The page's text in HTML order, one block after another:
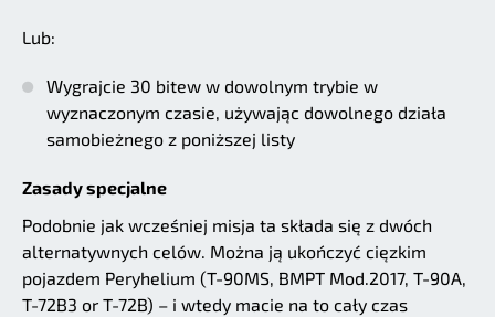
Lub:
Wygrajcie 30 bitew w dowolnym trybie w
wyznaczonym czasie, używając dowolnego działa
samobieżnego z poniższej listy
Zasady specjalne
Podobnie jak wcześniej misja ta składa się z dwóch
alternatywnych celów. Można ją ukończyć cięzkim
pojazdem Peryhelium (T-90MS, BMPT Mod.2017, T-90A,
T-72B3 or T-72B) – i wtedy macie na to cały czas